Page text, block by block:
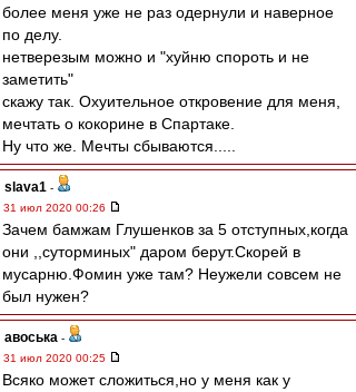
более меня уже не раз одернули и наверное
по делу.
нетверезым можно и "хуйню спороть и не
заметить"
скажу так. Охуительное откровение для меня,
мечтать о кокорине в Спартаке.
Ну что же. Мечты сбываются.....
slava1 -
31 июл 2020 00:26
Зачем бамжам Глушенков за 5 отступных,когда
они ,,суторминых" даром берут.Скорей в
мусарню.Фомин уже там? Неужели совсем не
был нужен?
авоська -
31 июл 2020 00:25
Всяко может сложиться,но у меня как у